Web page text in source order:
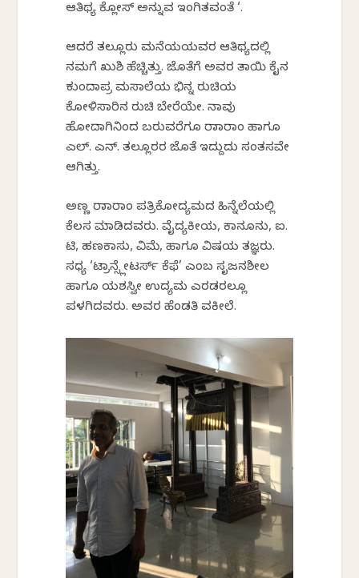
ಆತಿಥ್ಯ ಕ್ಲೋಸ್ ಅನ್ನುವ ಇಂಗಿತವಂತೆ ‘.
ಆದರೆ ತಲ್ಲೂರು ಮನೆಯಯವರ ಆತಿಥ್ಯದಲ್ಲಿ
ನಮಗೆ ಖುಶಿ ಹೆಚ್ಚಿತ್ತು. ಜೊತೆಗೆ ಅವರ ತಾಯಿ ಕೈನ
ಕುಂದಾಪ್ರ ಮಸಾಲೆಯ ಭಿನ್ನ ರುಚಿಯ
ಕೋಳಿಸಾರಿನ ರುಚಿ ಬೇರೆಯೇ. ನಾವು
ಹೋದಾಗಿನಿಂದ ಬರುವರೆಗೂ ರಾಜಾರಾಂ ಹಾಗೂ
ಎಲ್. ಎನ್. ತಲ್ಲೂರರ ಜೊತೆ ಇದ್ದುದು ಸಂತಸವೇ
ಆಗಿತ್ತು.
ಅಣ್ಣ ರಾಜಾರಾಂ ಪತ್ರಿಕೋದ್ಯಮದ ಹಿನ್ನೆಲೆಯಲ್ಲಿ
ಕೆಲಸ ಮಾಡಿದವರು. ವೈದ್ಯಕೀಯ, ಕಾನೂನು, ಐ.
ಟಿ, ಹಣಕಾಸು, ವಿಮೆ, ಹಾಗೂ ವಿಷಯ ತಜ್ಞರು.
ಸಧ್ಯ ‘ಟ್ರಾನ್ಸ್ಲೇಟರ್ಸ್ ಕೆಫೆ’ ಎಂಬ ಸೃಜನಶೀಲ
ಹಾಗೂ ಯಶಸ್ವೀ ಉದ್ಯಮ ಎರಡರಲ್ಲೂ
ಪಳಗಿದವರು. ಅವರ ಹೆಂಡತಿ ವಕೀಲೆ.